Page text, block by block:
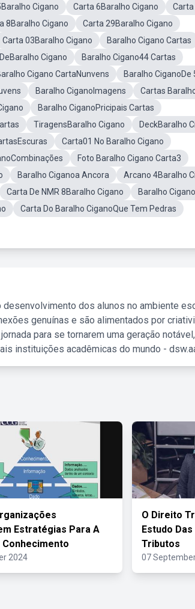
Cigano Carta 6Baralho Cigano
Carta
8Baralho Cigano
Carta 29Baralho Cigano
Carta 03Baralho Cigano
Baralho Cigano Cartas
Cigano
Baralho Cigano44 Cartas
Cigano CartaNunvens
Baralho CiganoDe
Baralho CiganoImagens
Cartas
Baralho CiganoPricipais Cartas
TiragensBaralho Cigano
DeckBaralho
Carta01 No Baralho Cigano
Foto Baralho Cigano Carta3
Baralho Ciganoa Ancora
Arcano 4Baralho
Carta De NMR 8Baralho Cigano
Baralho
Carta Do Baralho CiganoQue Tem Pedras
dos alunos no ambiente
genuínas e são alimentados por
para se tornarem uma geração
instituições acadêmicas do mundo -
Estratégias Para A
Conhecimento
2024
O Direito
Estudo
Tributos
07